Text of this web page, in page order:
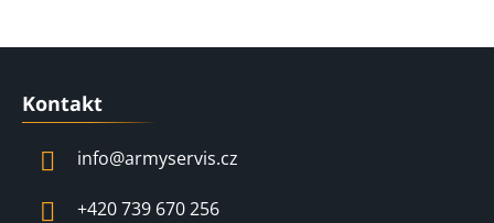
Z
Kontakt
info@armyservis.cz
+420 739 670 256